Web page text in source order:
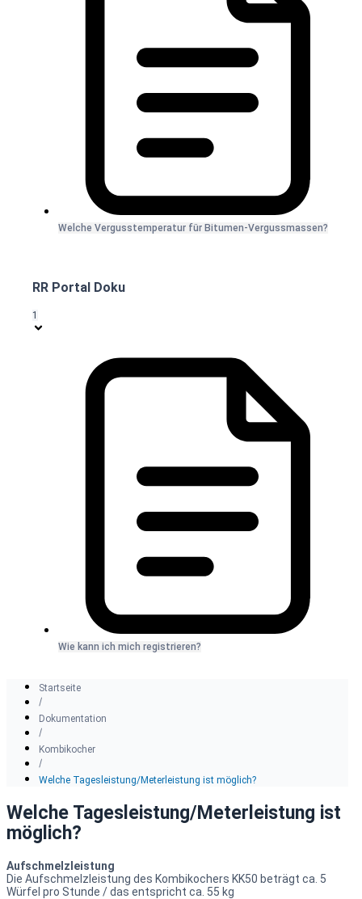
Welche Vergusstemperatur für Bitumen-Vergussmassen?
RR Portal Doku
1
Wie kann ich mich registrieren?
Startseite
Dokumentation
Kombikocher
Welche Tagesleistung/Meterleistung ist möglich?
Welche Tagesleistung/Meterleistung ist
möglich?
Aufschmelzleistung
Die Aufschmelzleistung des Kombikochers KK50 beträgt ca. 5
Würfel pro Stunde / das entspricht ca. 55 kg